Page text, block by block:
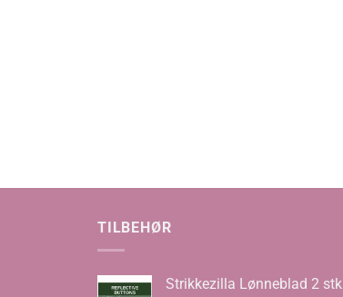
TILBEHØR
Strikkezilla Lønneblad 2 stk